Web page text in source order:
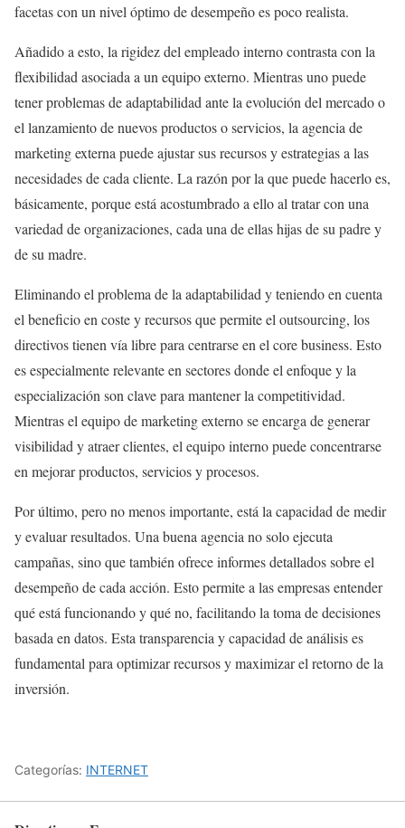
facetas con un nivel óptimo de desempeño es poco realista.
Añadido a esto, la rigidez del empleado interno contrasta con la
flexibilidad asociada a un equipo externo. Mientras uno puede
tener problemas de adaptabilidad ante la evolución del mercado o
el lanzamiento de nuevos productos o servicios, la agencia de
marketing externa puede ajustar sus recursos y estrategias a las
necesidades de cada cliente. La razón por la que puede hacerlo es,
básicamente, porque está acostumbrado a ello al tratar con una
variedad de organizaciones, cada una de ellas hijas de su padre y
de su madre.
Eliminando el problema de la adaptabilidad y teniendo en cuenta
el beneficio en coste y recursos que permite el outsourcing, los
directivos tienen vía libre para centrarse en el core business. Esto
es especialmente relevante en sectores donde el enfoque y la
especialización son clave para mantener la competitividad.
Mientras el equipo de marketing externo se encarga de generar
visibilidad y atraer clientes, el equipo interno puede concentrarse
en mejorar productos, servicios y procesos.
Por último, pero no menos importante, está la capacidad de medir
y evaluar resultados. Una buena agencia no solo ejecuta
campañas, sino que también ofrece informes detallados sobre el
desempeño de cada acción. Esto permite a las empresas entender
qué está funcionando y qué no, facilitando la toma de decisiones
basada en datos. Esta transparencia y capacidad de análisis es
fundamental para optimizar recursos y maximizar el retorno de la
inversión.
Categorías: INTERNET